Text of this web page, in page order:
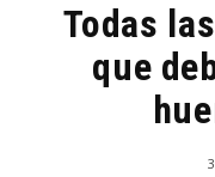
Todas
que